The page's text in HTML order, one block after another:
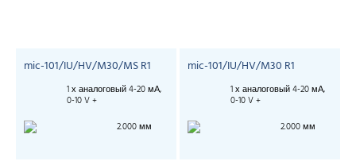
mic-101/IU/HV/M30/MS R1
1 х аналоговый 4-20 мА,
0-10 V +
2.000 мм
mic-101/IU/HV/M30 R1
1 х аналоговый 4-20 мА,
0-10 V +
2.000 мм